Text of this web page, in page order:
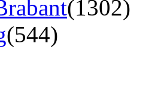
(1302)
(544)